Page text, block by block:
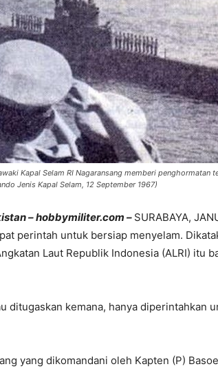
Kapal Selam RI Nagaransang memberi penghormatan
Jenis Kapal Selam, 12 September 1967)
– hobbymiliter.com – SURABAYA,
perintah untuk bersiap menyelam.
Laut Republik Indonesia (ALRI) itu
ditugaskan kemana, hanya diperintahkan
yang dikomandani oleh Kapten (P)